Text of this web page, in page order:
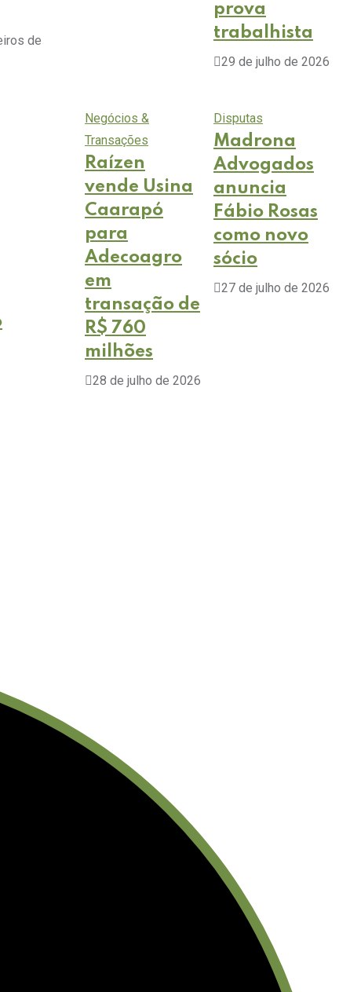
de
prova
trabalhista
29 de julho de 2026
Negócios &
Transações
Raízen
vende Usina
Caarapó
para
Adecoagro
em
transação de
R$ 760
milhões
28 de julho de 2026
Disputas
Madrona
Advogados
anuncia
Fábio Rosas
como novo
sócio
27 de julho de 2026